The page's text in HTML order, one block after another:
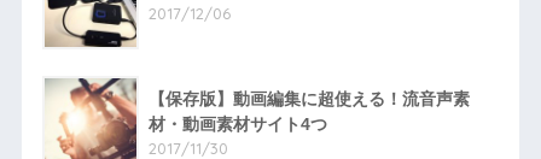
2017/12/06
【保存版】動画編集に超使える！流音声素
材・動画素材サイト4つ
2017/11/30